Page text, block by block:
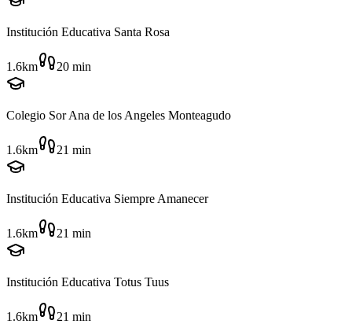
Institución Educativa Santa Rosa
1.6km 20 min
Colegio Sor Ana de los Angeles Monteagudo
1.6km 21 min
Institución Educativa Siempre Amanecer
1.6km 21 min
Institución Educativa Totus Tuus
1.6km 21 min